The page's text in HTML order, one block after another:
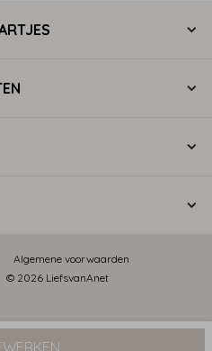
Algemene voorwaarden
© 2026 LiefsvanAnet